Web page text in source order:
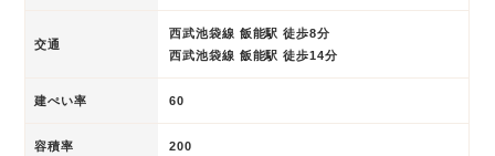
交通
西武池袋線 飯能駅 徒歩8分
西武池袋線 飯能駅 徒歩14分
建ぺい率 60
容積率 200